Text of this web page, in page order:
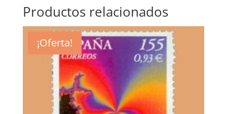
Productos relacionados
¡Oferta!